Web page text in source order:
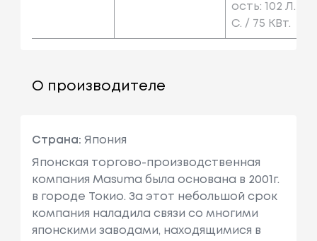
Ость: 102 Л.
С. / 75 КВт.
О производителе
Страна: Япония
Японская торгово-производственная
компания Masuma была основана в 2001г.
в городе Токио. За этот небольшой срок
компания наладила связи со многими
японскими заводами, находящимися в